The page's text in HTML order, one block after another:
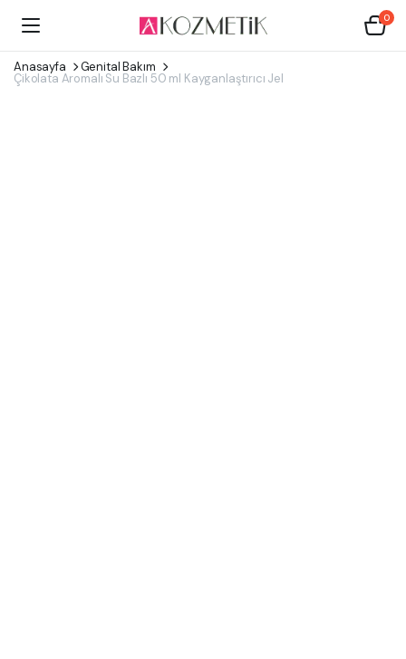
0
Anasayfa Genital Bakım
Çikolata Aromalı Su Bazlı 50 ml Kayganlaştırıcı Jel